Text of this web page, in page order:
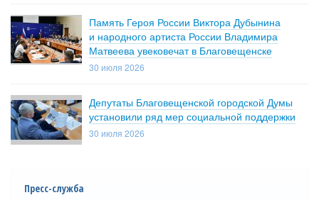
Память Героя России Виктора Дубынина
и народного артиста России Владимира
Матвеева увековечат в Благовещенске
30 июля 2026
Депутаты Благовещенской городской Думы
установили ряд мер социальной поддержки
30 июля 2026
Пресс-служба